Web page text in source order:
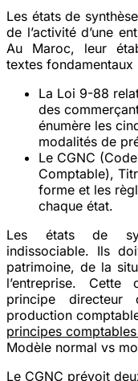
Les états de
de l’activité d’une
Au Maroc, leur
textes fondamentaux
La Loi 9-88
des
énumère les
modalités de
Le CGNC
Comptable),
forme et les
chaque état.
Les états de
indissociable. Ils
patrimoine, de la
l’entreprise.
principe directeur
production
principes
Modèle normal vs
Le CGNC prévoit